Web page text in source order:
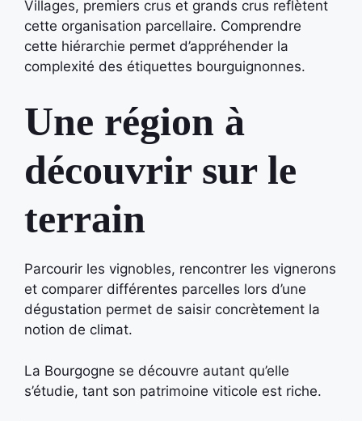
Villages, premiers crus et grands crus reflètent
cette organisation parcellaire. Comprendre
cette hiérarchie permet d’appréhender la
complexité des étiquettes bourguignonnes.
Une région à
découvrir sur le
terrain
Parcourir les vignobles, rencontrer les vignerons
et comparer différentes parcelles lors d’une
dégustation permet de saisir concrètement la
notion de climat.
La Bourgogne se découvre autant qu’elle
s’étudie, tant son patrimoine viticole est riche.